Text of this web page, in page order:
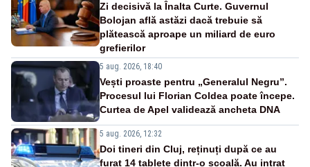
Zi decisivă la Înalta Curte. Guvernul
Bolojan află astăzi dacă trebuie să
plătească aproape un miliard de euro
grefierilor
5 aug. 2026, 18:40
Vești proaste pentru „Generalul Negru”.
Procesul lui Florian Coldea poate începe.
Curtea de Apel validează ancheta DNA
5 aug. 2026, 12:32
Doi tineri din Cluj, reținuți după ce au
furat 14 tablete dintr-o școală. Au intrat